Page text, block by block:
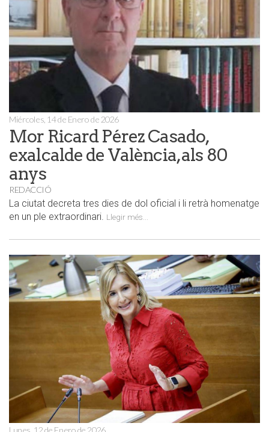
Miércoles, 14 de Enero de 2026
Mor Ricard Pérez Casado,
exalcalde de València, als 80
anys
REDACCIÓ
La ciutat decreta tres dies de dol oficial i li retrà homenatge
en un ple extraordinari. Llegir més...
Lunes, 12 de Enero de 2026